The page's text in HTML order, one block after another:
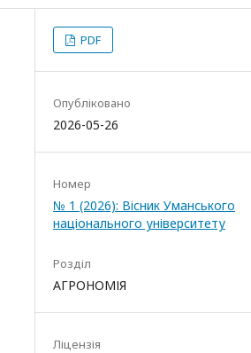
PDF
Опубліковано
2026-05-26
Номер
№ 1 (2026): Вісник Уманського
національного університету
Розділ
АГРОНОМІЯ
Ліцензія